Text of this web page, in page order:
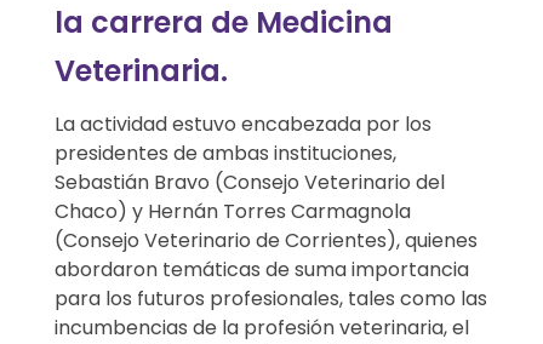
v
a
p
a
r
a
la carrera de Medicina
Veterinaria.
La actividad estuvo encabezada por los
presidentes de ambas instituciones,
Sebastián Bravo (Consejo Veterinario del
Chaco) y Hernán Torres Carmagnola
(Consejo Veterinario de Corrientes), quienes
abordaron temáticas de suma importancia
para los futuros profesionales, tales como las
incumbencias de la profesión veterinaria, el